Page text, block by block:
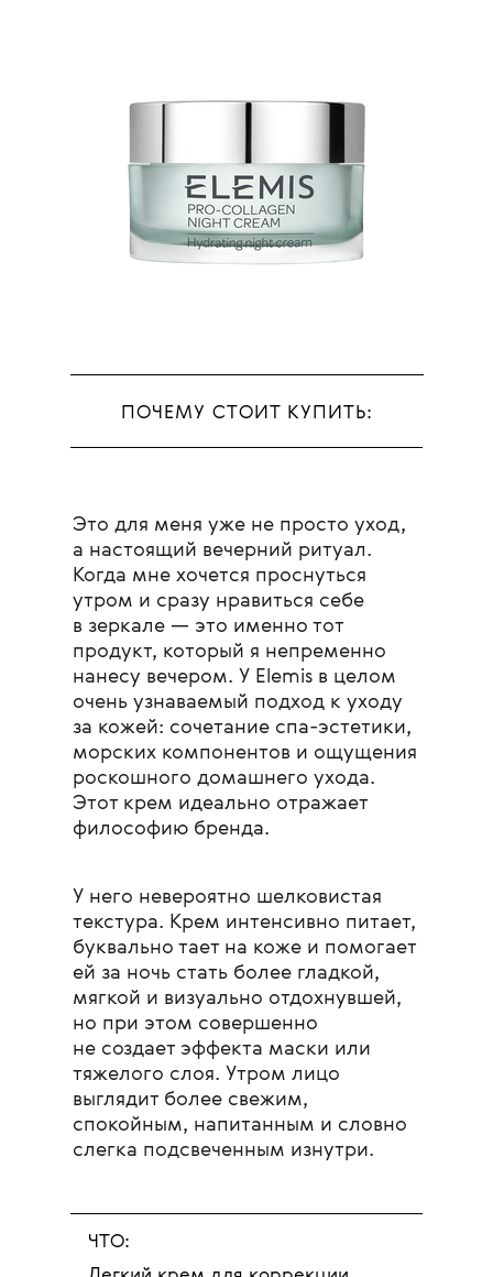
ПОЧЕМУ СТОИТ КУПИТЬ:
Это для меня уже не просто уход,
а настоящий вечерний ритуал.
Когда мне хочется проснуться
утром и сразу нравиться себе
в зеркале — это именно тот
продукт, который я непременно
нанесу вечером. У Elemis в целом
очень узнаваемый подход к уходу
за кожей: сочетание спа-эстетики,
морских компонентов и ощущения
роскошного домашнего ухода.
Этот крем идеально отражает
философию бренда.
У него невероятно шелковистая
текстура. Крем интенсивно питает,
буквально тает на коже и помогает
ей за ночь стать более гладкой,
мягкой и визуально отдохнувшей,
но при этом совершенно
не создает эффекта маски или
тяжелого слоя. Утром лицо
выглядит более свежим,
спокойным, напитанным и словно
слегка подсвеченным изнутри.
ЧТО: